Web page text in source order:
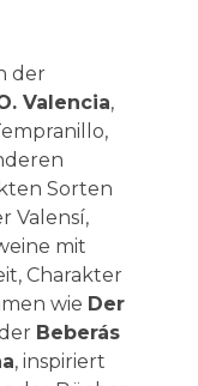
der
Valencia,
Sorten
Valensí,
mit
Charakter
wie Der
Beberás
, inspiriert